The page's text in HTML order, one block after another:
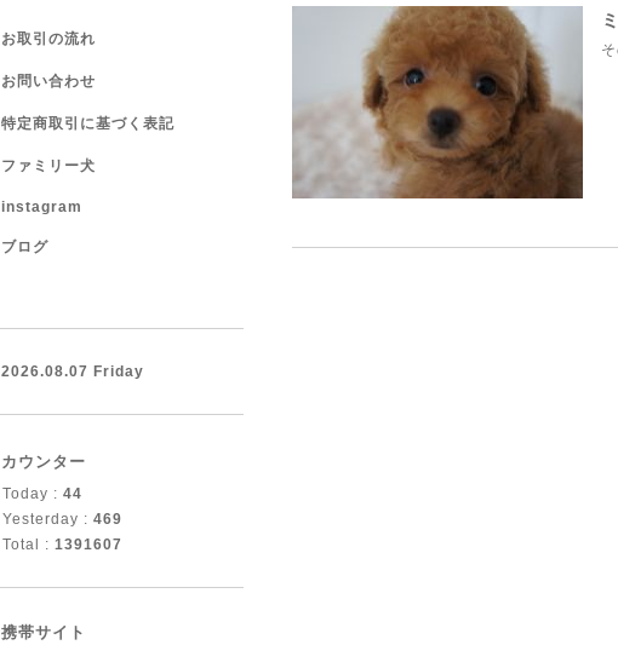
お取引の流れ
お問い合わせ
特定商取引に基づく表記
ファミリー犬
instagram
ブログ
2026.08.07 Friday
カウンター
Today : 44
Yesterday : 469
Total : 1391607
携帯サイト